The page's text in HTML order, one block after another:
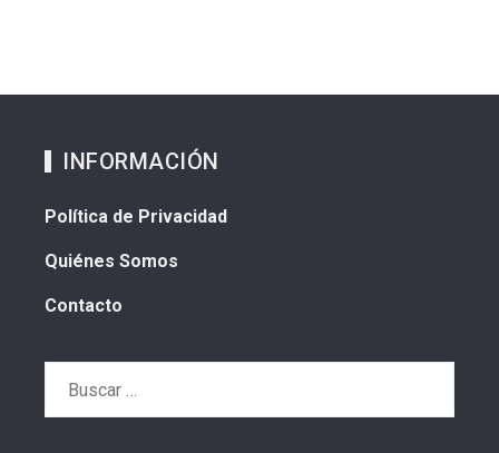
INFORMACIÓN
Política de Privacidad
Quiénes Somos
Contacto